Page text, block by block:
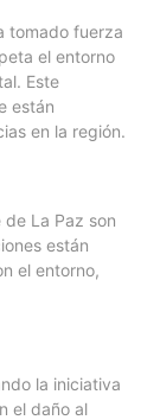
tomado fuerza
el entorno
Este
están
en la región.
La Paz son
están
el entorno,
la iniciativa
el daño al